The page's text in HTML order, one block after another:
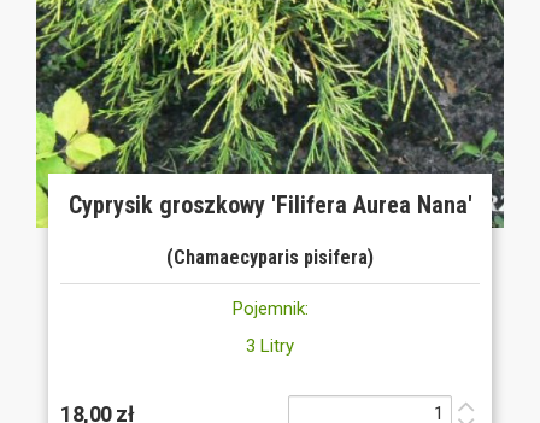
Cyprysik groszkowy 'Filifera Aurea Nana'
(Chamaecyparis pisifera)
Pojemnik:
3 Litry
18,00 zł